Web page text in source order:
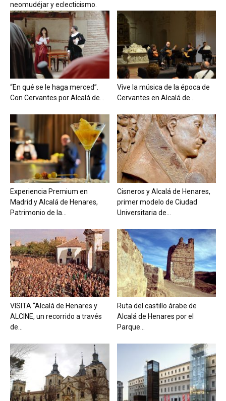
neomudéjar y eclecticismo.
“En qué se le haga merced”.
Con Cervantes por Alcalá de...
Vive la música de la época de
Cervantes en Alcalá de...
Experiencia Premium en
Madrid y Alcalá de Henares,
Patrimonio de la...
Cisneros y Alcalá de Henares,
primer modelo de Ciudad
Universitaria de...
VISITA “Alcalá de Henares y
ALCINE, un recorrido a través
de...
Ruta del castillo árabe de
Alcalá de Henares por el
Parque...